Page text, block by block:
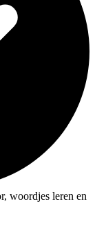
woordjes leren en